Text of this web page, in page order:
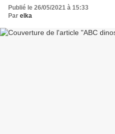
Publié le 26/05/2021 à 15:33
Par elka